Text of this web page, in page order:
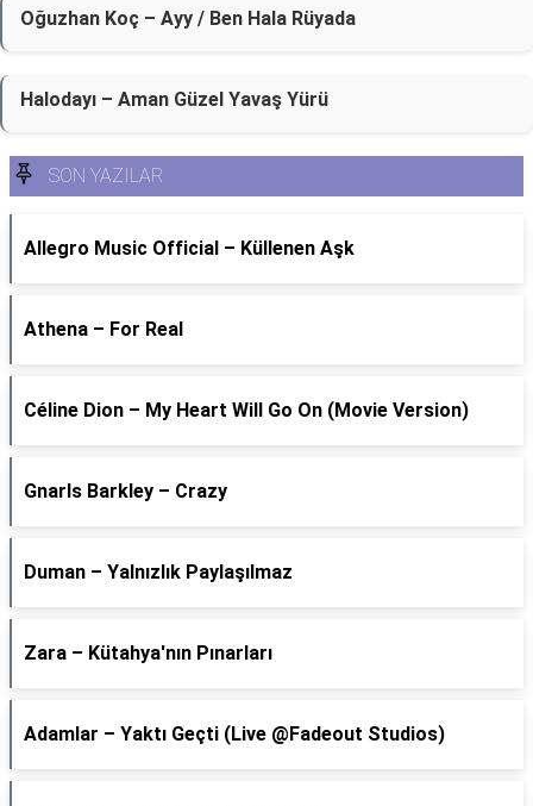
Oğuzhan Koç – Ayy / Ben Hala Rüyada
Halodayı – Aman Güzel Yavaş Yürü
SON YAZILAR
Allegro Music Official – Küllenen Aşk
Athena – For Real
Céline Dion – My Heart Will Go On (Movie Version)
Gnarls Barkley – Crazy
Duman – Yalnızlık Paylaşılmaz
Zara – Kütahya'nın Pınarları
Adamlar – Yaktı Geçti (Live @Fadeout Studios)